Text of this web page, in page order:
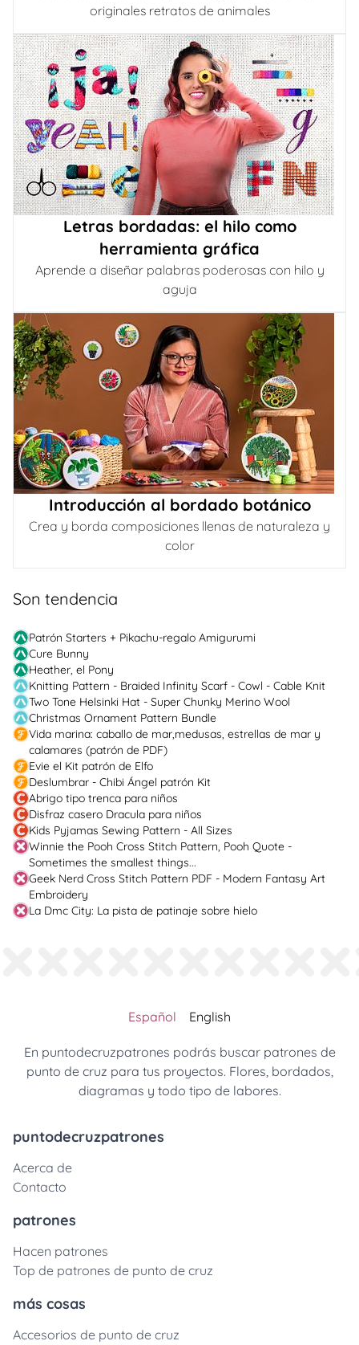
originales retratos de animales
Letras bordadas: el hilo como
herramienta gráfica
Aprende a diseñar palabras poderosas con hilo y
aguja
Introducción al bordado botánico
Crea y borda composiciones llenas de naturaleza y
color
Son tendencia
Patrón Starters + Pikachu-regalo Amigurumi
Cure Bunny
Heather, el Pony
Knitting Pattern - Braided Infinity Scarf - Cowl - Cable Knit
Two Tone Helsinki Hat - Super Chunky Merino Wool
Christmas Ornament Pattern Bundle
Vida marina: caballo de mar,medusas, estrellas de mar y
calamares (patrón de PDF)
Evie el Kit patrón de Elfo
Deslumbrar - Chibi Ángel patrón Kit
Abrigo tipo trenca para niños
Disfraz casero Dracula para niños
Kids Pyjamas Sewing Pattern - All Sizes
Winnie the Pooh Cross Stitch Pattern, Pooh Quote -
Sometimes the smallest things...
Geek Nerd Cross Stitch Pattern PDF - Modern Fantasy Art
Embroidery
La Dmc City: La pista de patinaje sobre hielo
Español English
En puntodecruzpatrones podrás buscar patrones de
punto de cruz para tus proyectos. Flores, bordados,
diagramas y todo tipo de labores.
puntodecruzpatrones
Acerca de
Contacto
patrones
Hacen patrones
Top de patrones de punto de cruz
más cosas
Accesorios de punto de cruz